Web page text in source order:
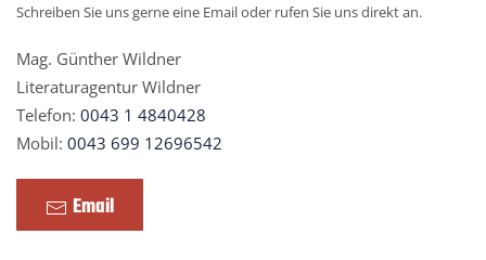
Schreiben Sie uns gerne eine Email oder rufen Sie uns direkt an.
Mag. Günther Wildner
Literaturagentur Wildner
Telefon: 0043 1 4840428
Mobil: 0043 699 12696542
Email